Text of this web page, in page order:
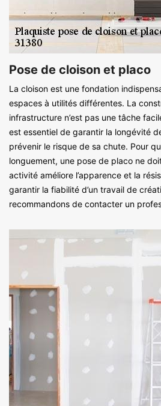
Pose de cloison et placo
La cloison est une fondation
espaces à utilités différentes. La
infrastructure n’est pas une tâche
est essentiel de garantir la longévité
prévenir le risque de sa chute. Pour
longuement, une pose de placo ne
activité améliore l’apparence et la
garantir la fiabilité d’un travail de
recommandons de contacter un